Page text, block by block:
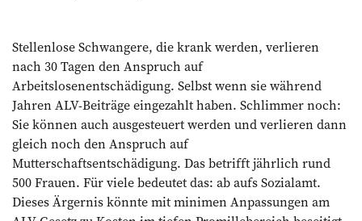
Stellenlose Schwangere, die krank werden, verlieren
nach 30 Tagen den Anspruch auf
Arbeitslosenentschädigung. Selbst wenn sie während
Jahren ALV-Beiträge eingezahlt haben. Schlimmer noch:
Sie können auch ausgesteuert werden und verlieren dann
gleich noch den Anspruch auf
Mutterschaftsentschädigung. Das betrifft jährlich rund
500 Frauen. Für viele ­bedeutet das: ab aufs Sozialamt.
Dieses Ärgernis könnte mit minimen Anpassungen am